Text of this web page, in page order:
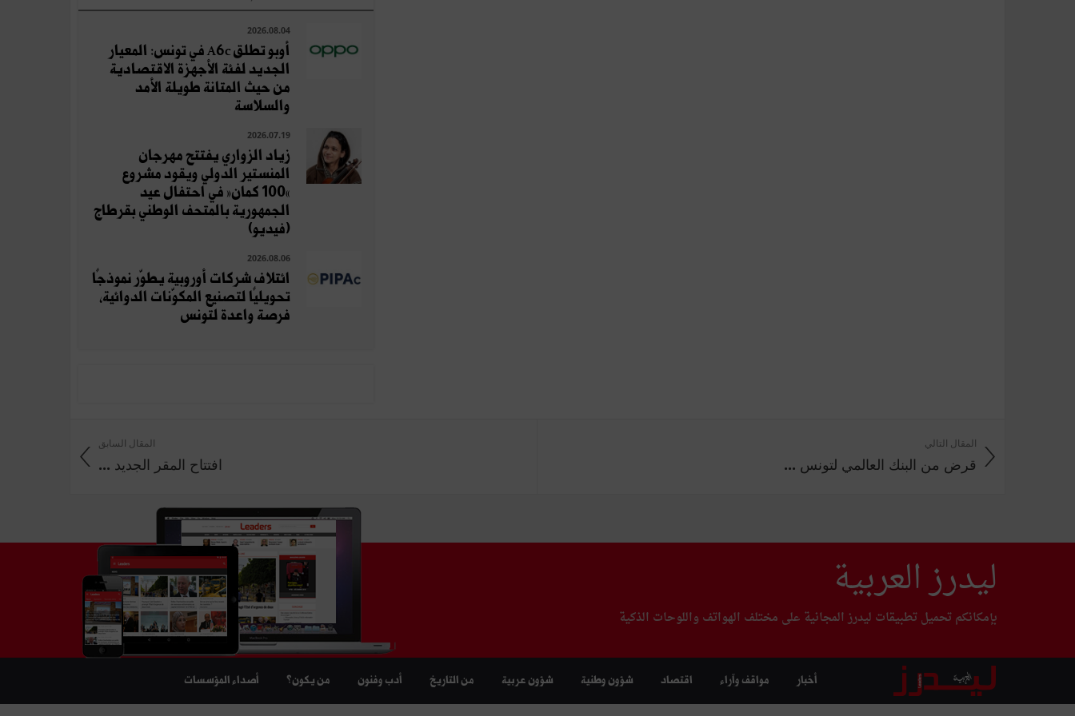
2026.08.04
أوبو تطلق A6c في تونس: المعيار
الجديد لفئة الأجهزة الاقتصادية
من حيث المتانة طويلة الأمد
والسلاسة
2026.07.19
زياد الزواري يفتتح مهرجان
المنستير الدولي ويقود مشروع
«100 كمان» في احتفال عيد
الجمهورية بالمتحف الوطني بقرطاج
(فيديو)
2026.08.06
ائتلاف شركات أوروبية يطوّر نموذجًا
تحويليًا لتصنيع المكوّنات الدوائية،
فرصة واعدة لتونس
المقال السابق
افتتاح المقر الجديد ...
المقال التالي
قرض من البنك العالمي لتونس ...
ليدرز العربية
بإمكانكم تحميل تطبيقات ليدرز المجانية على مختلف الهواتف واللوحات الذكية
أخبار مواقف وآراء اقتصاد شؤون وطنية شؤون عربية من التاريخ أدب وفنون من يكون؟ أصداء المؤسسات